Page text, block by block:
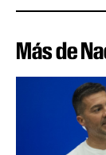
Más de